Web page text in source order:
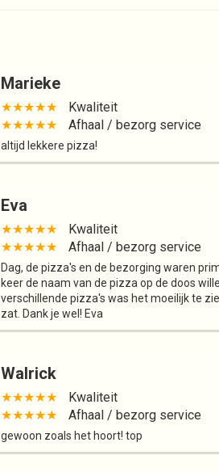
Marieke
★★★★★
Kwaliteit
★★★★★
Afhaal / bezorg service
altijd lekkere pizza!
Eva
★★★★★
Kwaliteit
★★★★★
Afhaal / bezorg service
Dag, de pizza's en de bezorging waren
keer de naam van de pizza op de doos
verschillende pizza's was het moeilijk te
zat. Dank je wel! Eva
Walrick
★★★★★
Kwaliteit
★★★★★
Afhaal / bezorg service
gewoon zoals het hoort! top